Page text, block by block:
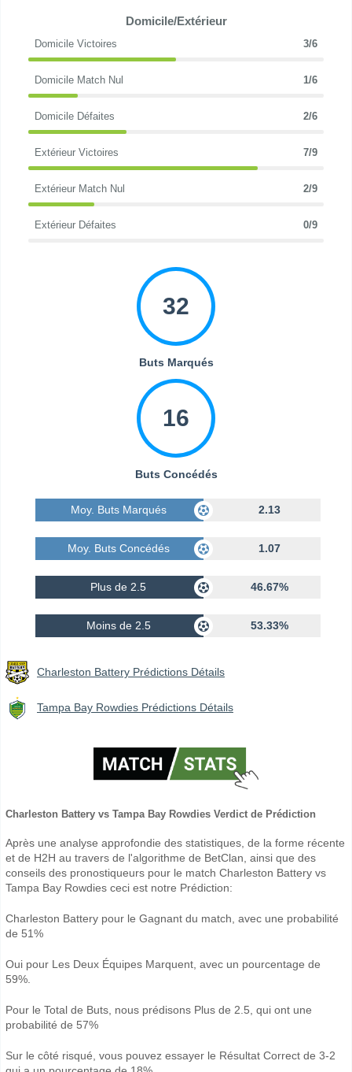
Domicile/Extérieur
Domicile Victoires 3/6
Domicile Match Nul 1/6
Domicile Défaites 2/6
Extérieur Victoires 7/9
Extérieur Match Nul 2/9
Extérieur Défaites 0/9
32
Buts Marqués
16
Buts Concédés
Moy. Buts Marqués 2.13
Moy. Buts Concédés 1.07
Plus de 2.5 46.67%
Moins de 2.5 53.33%
Charleston Battery Prédictions Détails
Tampa Bay Rowdies Prédictions Détails
Charleston Battery vs Tampa Bay Rowdies Verdict de Prédiction
Après une analyse approfondie des statistiques, de la forme récente
et de H2H au travers de l'algorithme de BetClan, ainsi que des
conseils des pronostiqueurs pour le match Charleston Battery vs
Tampa Bay Rowdies ceci est notre Prédiction:
Charleston Battery pour le Gagnant du match, avec une probabilité
de 51%
Oui pour Les Deux Équipes Marquent, avec un pourcentage de
59%.
Pour le Total de Buts, nous prédisons Plus de 2.5, qui ont une
probabilité de 57%
Sur le côté risqué, vous pouvez essayer le Résultat Correct de 3-2